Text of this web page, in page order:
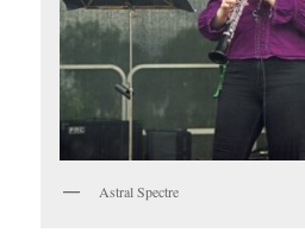
Astral Spectre